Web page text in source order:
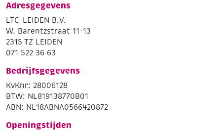
Adresgegevens
LTC-LEIDEN B.V.
W. Barentzstraat 11-13
2315 TZ LEIDEN
071 522 36 63
Bedrijfsgegevens
KvKnr: 28006128
BTW: NL819138770B01
ABN: NL18ABNA0566420872
Openingstijden